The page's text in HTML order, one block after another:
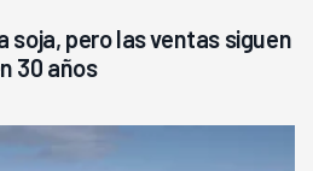
soja, pero las ventas siguen
30 años